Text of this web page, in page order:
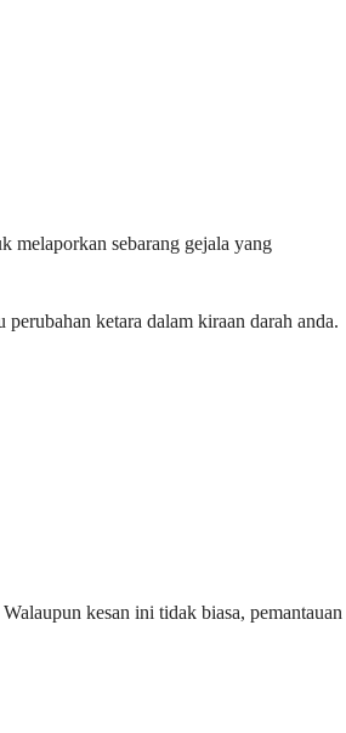
melaporkan sebarang gejala yang
ketara dalam kiraan darah anda.
kesan ini tidak biasa, pemantauan